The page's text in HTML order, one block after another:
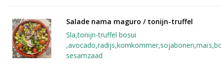
Salade nama maguro / tonijn-truffel
Sla,tonijn-truffel bosui
sesamzaad